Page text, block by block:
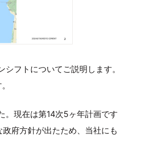
フトについてご説明します。
。現在は第14次5ヶ年計画です
府方針が出たため、当社にも